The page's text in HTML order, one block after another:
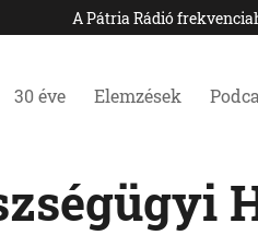
A Pátria Rádió
30 éve Elemzések